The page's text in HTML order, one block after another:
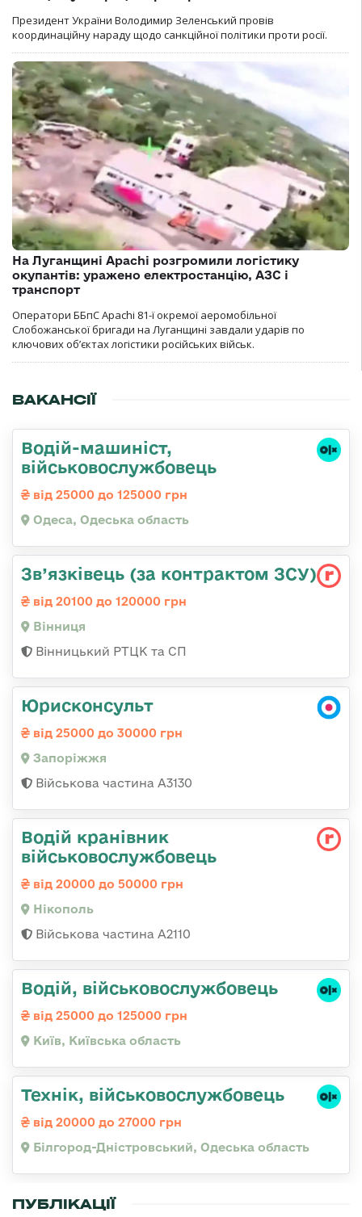
Президент України Володимир Зеленський провів
координаційну нараду щодо санкційної політики проти росії.
На Луганщині Apachi розгромили логістику
окупантів: уражено електростанцію, АЗС і
транспорт
Оператори ББпС Apachi 81-ї окремої аеромобільної
Слобожанської бригади на Луганщині завдали ударів по
ключових об’єктах логістики російських військ.
ВАКАНСІЇ
Водій-машиніст,
військовослужбовець
від 25000 до 125000 грн
Одеса, Одеська область
Зв’язківець (за контрактом ЗСУ)
від 20100 до 120000 грн
Вінниця
Вінницький РТЦК та СП
Юрисконсульт
від 25000 до 30000 грн
Запоріжжя
Військова частина А3130
Водій кранівник
військовослужбовець
від 20000 до 50000 грн
Нікополь
Військова частина А2110
Водій, військовослужбовець
від 25000 до 125000 грн
Київ, Київська область
Технік, військовослужбовець
від 20000 до 27000 грн
Білгород-Дністровський, Одеська область
ПУБЛІКАЦІЇ